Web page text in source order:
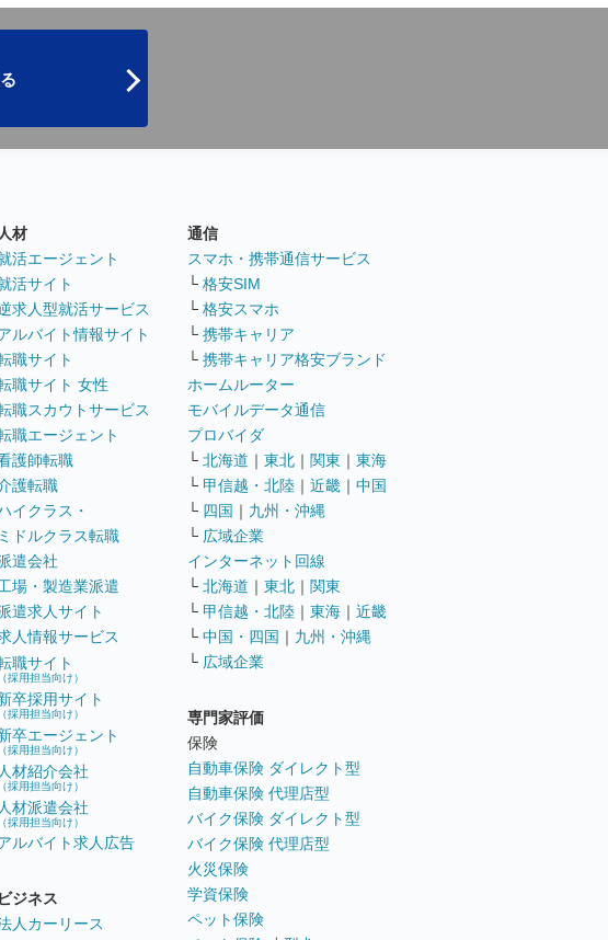
人材
活エージェント
活サイト
求人型就活サービス
ルバイト情報サイト
職サイト
職サイト 女性
職スカウトサービス
職エージェント
護師転職
護転職
イクラス・
ミドルクラス転職
遣会社
場・製造業派遣
遣求人サイト
人情報サービス
職サイト
（採用担当向け）
卒採用サイト
（採用担当向け）
卒エージェント
（採用担当向け）
人材紹介会社
（採用担当向け）
人材派遣会社
（採用担当向け）
ルバイト求人広告
ビジネス
人カーリース
通信
スマホ・携帯通信サービス
└ 格安SIM
└ 格安スマホ
└ 携帯キャリア
└ 携帯キャリア格安ブランド
ホームルーター
モバイルデータ通信
プロバイダ
└ 北海道 ｜ 東北 ｜ 関東 ｜ 東海
└ 甲信越・北陸 ｜ 近畿 ｜ 中国
└ 四国 ｜ 九州・沖縄
└ 広域企業
インターネット回線
└ 北海道 ｜ 東北 ｜ 関東
└ 甲信越・北陸 ｜ 東海 ｜ 近畿
└ 中国・四国 ｜ 九州・沖縄
└ 広域企業
専門家評価
保険
自動車保険 ダイレクト型
自動車保険 代理店型
バイク保険 ダイレクト型
バイク保険 代理店型
火災保険
学資保険
ペット保険